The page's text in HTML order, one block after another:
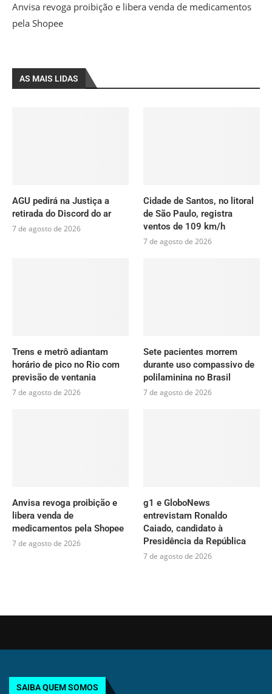
Anvisa revoga proibição e libera venda de medicamentos
pela Shopee
AS MAIS LIDAS
AGU pedirá na Justiça a
retirada do Discord do ar
7 de agosto de 2026
Cidade de Santos, no litoral
de São Paulo, registra
ventos de 109 km/h
7 de agosto de 2026
Trens e metrô adiantam
horário de pico no Rio com
previsão de ventania
7 de agosto de 2026
Sete pacientes morrem
durante uso compassivo de
polilaminina no Brasil
7 de agosto de 2026
Anvisa revoga proibição e
libera venda de
medicamentos pela Shopee
7 de agosto de 2026
g1 e GloboNews
entrevistam Ronaldo
Caiado, candidato à
Presidência da República
7 de agosto de 2026
SAIBA QUEM SOMOS